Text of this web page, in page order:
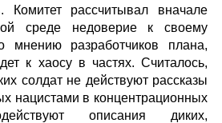
Комитет рассчитывал вначале
среде недоверие к своему
мнению разработчиков плана,
к хаосу в частях. Считалось,
солдат не действуют рассказы
нацистами в концентрационных
описания диких,